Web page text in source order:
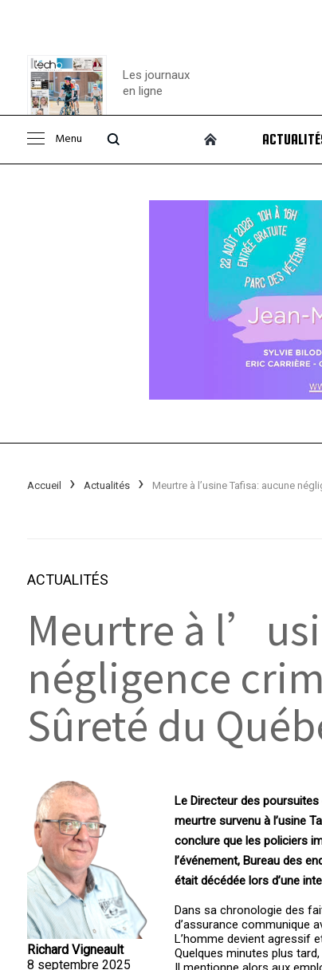
Consulter le
Les journaux
en ligne
Menu
Accueil Actualités
ACTUALITÉS
Meurtre à
négligence
Sûreté du
Richard Vigneault
8 septembre 2025
Le Directeur des
meurtre survenu à l’usine
conclure que les policiers
l’événement, Bureau des
était décédée lors d’une
Dans sa chronologie des
d’assurance communique
L’homme devient agressif
Quelques minutes plus